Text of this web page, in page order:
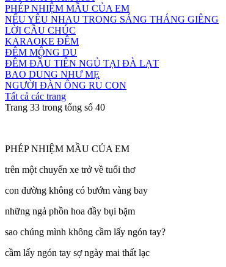
PHÉP NHIỆM MẦU CỦA EM
NẾU YÊU NHAU TRONG SÁNG THÁNG GIÊNG
LỜI CẦU CHÚC
KARAOKE ĐÊM
ĐÊM MỘNG DU
ĐÊM ĐẦU TIÊN NGỦ TẠI ĐÀ LẠT
BAO DUNG NHƯ MẸ
NGƯỜI ĐÀN ÔNG RU CON
Tất cả các trang
Trang 33 trong tổng số 40
PHÉP NHIỆM MẦU CỦA EM
trên một chuyến xe trở về tuổi thơ
con đường không có bướm vàng bay
những ngả phồn hoa đầy bụi bặm
sao chúng mình không cầm lấy ngón tay?
cầm lấy ngón tay sợ ngày mai thất lạc